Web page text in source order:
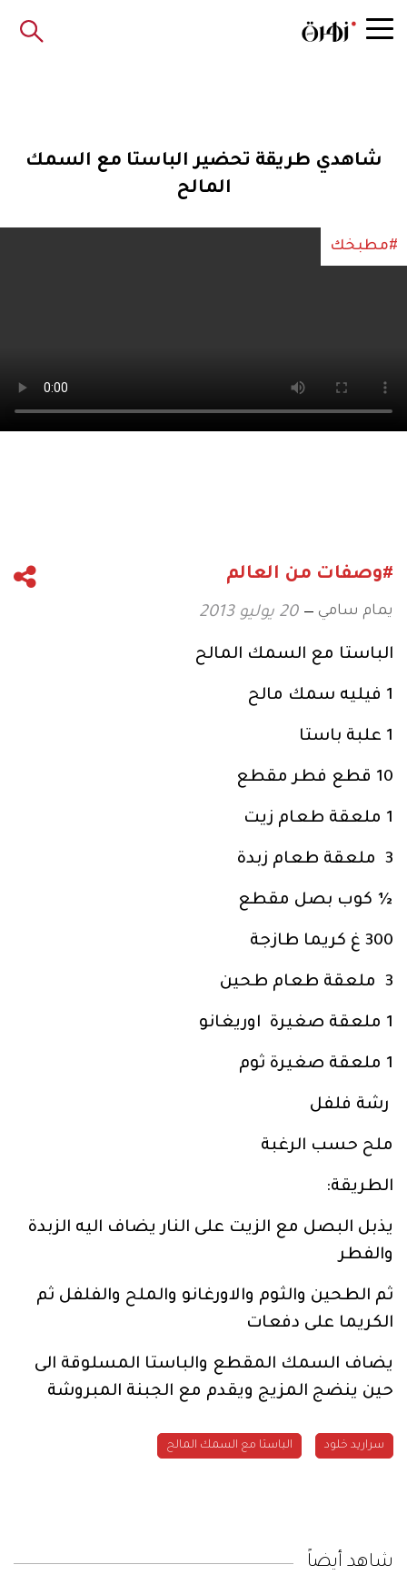
شاهدي طريقة تحضير الباستا مع السمك
المالح
#مطبخك
#وصفات من العالم
يمام سامي 20 يوليو 2013
الباستا مع السمك المالح
1 فيليه سمك مالح
1 علبة باستا
10 قطع فطر مقطع
1 ملعقة طعام زيت
3 ملعقة طعام زبدة
½ كوب بصل مقطع
300 غ كريما طازجة
3 ملعقة طعام طحين
1 ملعقة صغيرة اوريغانو
1 ملعقة صغيرة ثوم
رشة فلفل
ملح حسب الرغبة
الطريقة:
يذبل البصل مع الزيت على النار يضاف اليه الزبدة
والفطر
ثم الطحين والثوم والاورغانو والملح والفلفل ثم
الكريما على دفعات
يضاف السمك المقطع والباستا المسلوقة الى
حين ينضج المزيج ويقدم مع الجبنة المبروشة
سراريد خلود الباستا مع السمك المالح
شاهد أيضاً